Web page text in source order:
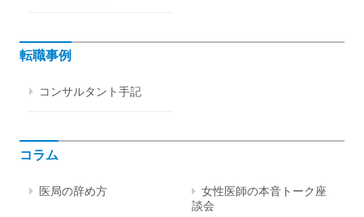
転職事例
コンサルタント手記
コラム
医局の辞め方
女性医師の本音トーク座
談会